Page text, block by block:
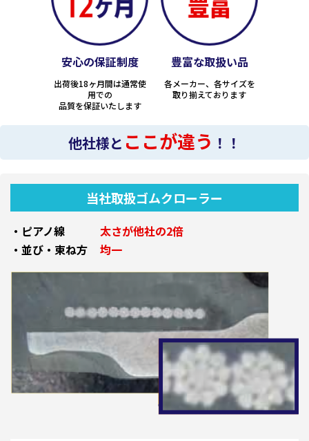
安心の保証制度
出荷後18ヶ月間は通常使
用での
品質を保証いたします
豊富な取扱い品
各メーカー、各サイズを
取り揃えております
他社様と ここが違う ！！
当社取扱ゴムクローラー
・ピアノ線
太さが他社の2倍
・並び・束ね方
均一